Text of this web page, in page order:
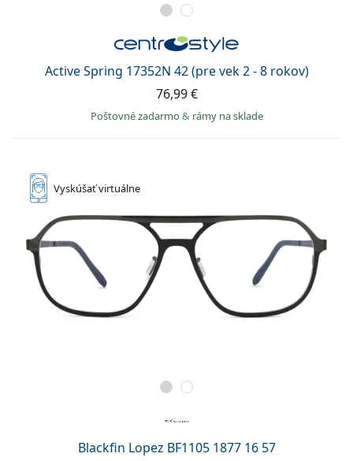
Active Spring 17352N 42 (pre vek 2 - 8 rokov)
76,99 €
Poštovné zadarmo& rámy na sklade
Vyskúšaťvirtuálne
Blackfin Lopez BF1105 1877 16 57